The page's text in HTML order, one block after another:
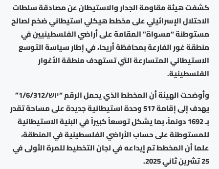
كشفت هيئة مقاومة الجدار والاستيطان عن مصادقة سلطات
الاحتلال الإسرائيلي على مخطط هيكلي استيطاني ضخم لصالح
مستوطنة “مسواة” المقامة على أراضي الفلسطينيين في
منطقة غور الفارعة بمحافظة أريحا، في إطار سياسة التوسع
الاستيطاني المتسارعة التي تستهدف منطقة الأغوار
الفلسطينية.
وأوضحت الهيئة أن المخطط الذي يحمل الرقم “יוש/1/6/312”
يهدف إلى إقامة 517 وحدة استيطانية جديدة على مساحة تقدر
بـ 1692 دونماً، بما يشكل توسعاً كبيراً في البنية الاستيطانية
للمستوطنة على حساب الأراضي الفلسطينية في المنطقة،
علما أن المخطط تم إيداعه في لجان التخطيط للمرة الأولى في
25 تشرين ثاني 2025.